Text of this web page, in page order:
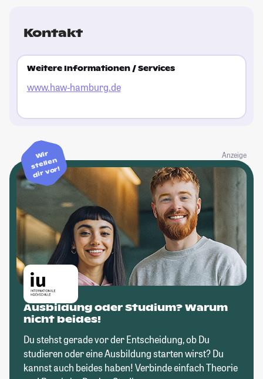
Kontakt
Weitere Informationen / Services
www.haw-hamburg.de
Anzeige
Wir
stellen
dir vor!
Ausbildung oder Studium? Warum
nicht beides!
Du stehst gerade vor der Entscheidung, ob Du
studieren oder eine Ausbildung starten wirst? Du
kannst auch beides haben! Verbinde einfach Theorie